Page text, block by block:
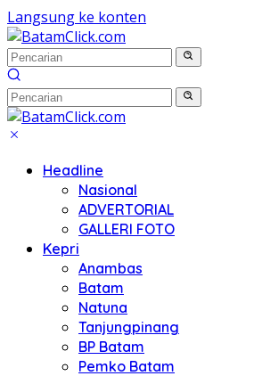
Langsung ke konten
Headline
Nasional
ADVERTORIAL
GALLERI FOTO
Kepri
Anambas
Batam
Natuna
Tanjungpinang
BP Batam
Pemko Batam